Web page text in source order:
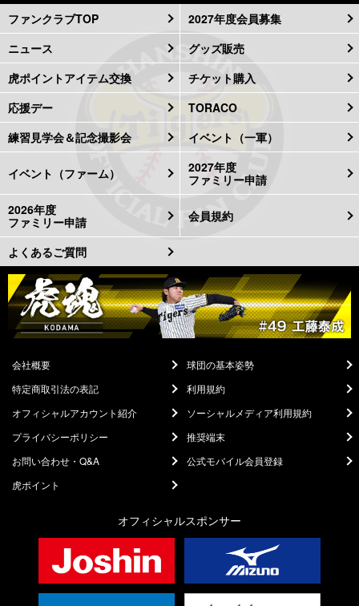
ファンクラブTOP
2027年度会員募集
ニュース
グッズ販売
虎ポイントアイテム交換
チケット購入
応援デー
TORACO
練習見学会＆記念撮影会
イベント（一軍）
イベント（ファーム）
2027年度
ファミリー申請
2026年度
ファミリー申請
会員規約
よくあるご質問
会社概要
球団の基本姿勢
特定商取引法の表記
利用規約
オフィシャルアカウント紹介
ソーシャルメディア利用規約
プライバシーポリシー
推奨端末
お問い合わせ・Q&A
公式モバイル会員登録
虎ポイント
オフィシャルスポンサー